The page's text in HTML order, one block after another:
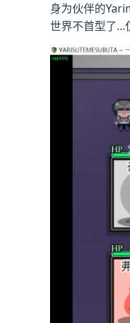
身为伙伴的
世界不首型了...